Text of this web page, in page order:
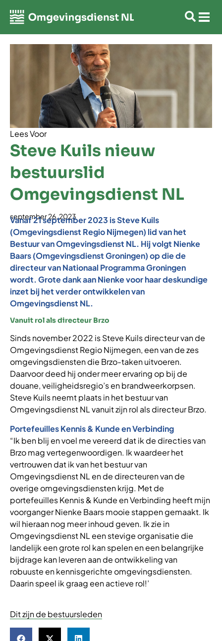
Lees Voor
Steve Kuils nieuw
bestuurslid
Omgevingsdienst NL
september 26, 2023
Vanaf 21 september 2023 is Steve Kuils
(Omgevingsdienst Regio Nijmegen) lid van het
Bestuur van Omgevingsdienst NL. Hij volgt Nienke
Baars (Omgevingsdienst Groningen) op die de
directeur van Nationaal Programma Groningen
wordt. Grote dank aan Nienke voor haar deskundige
inzet bij het verder ontwikkelen van
Omgevingsdienst NL.
Vanuit rol als directeur Brzo
Sinds november 2022 is Steve Kuils directeur van de
Omgevingsdienst Regio Nijmegen, een van de zes
omgevingsdiensten die Brzo-taken uitvoeren.
Daarvoor deed hij onder meer ervaring op bij de
douane, veiligheidsregio’s en brandweerkorpsen.
Steve Kuils neemt plaats in het bestuur van
Omgevingsdienst NL vanuit zijn rol als directeur Brzo.
Portefeuilles Kennis & Kunde en Verbinding
“Ik ben blij en voel me vereerd dat ik de directies van
Brzo mag vertegenwoordigen. Ik waardeer het
vertrouwen dat ik van het bestuur van
Omgevingsdienst NL en de directeuren van de
overige omgevingsdiensten krijg. Met de
portefeuilles Kennis & Kunde en Verbinding heeft mijn
voorganger Nienke Baars mooie stappen gemaakt. Ik
wil hieraan nog meer inhoud geven. Ik zie in
Omgevingsdienst NL een stevige organisatie die
landelijk een grote rol kan spelen en een belangrijke
bijdrage kan leveren aan de ontwikkeling van
robuuste en kennisgerichte omgevingsdiensten.
Daarin speel ik graag een actieve rol!’
Dit zijn de bestuursleden